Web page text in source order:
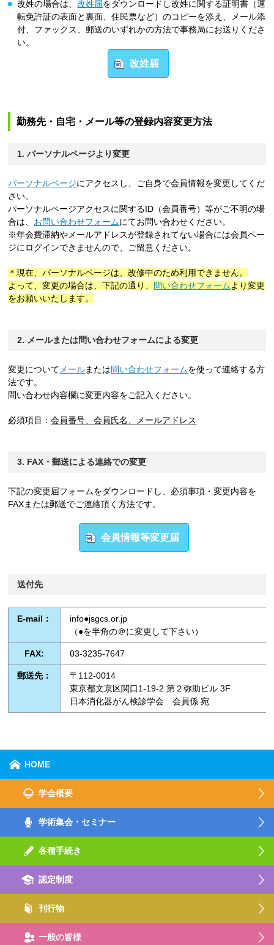
改姓の場合は、改姓届をダウンロードし改姓に関する証明書（運
転免許証の表面と裏面、住民票など）のコピーを添え、メール添
付、ファックス、郵送のいずれかの方法で事務局にお送りくださ
い。
改姓届
勤務先・自宅・メール等の登録内容変更方法
1. パーソナルページより変更
パーソナルページにアクセスし、ご自身で会員情報を変更してくだ
さい。
パーソナルページアクセスに関するID（会員番号）等がご不明の場
合は、 お問い合わせフォームにてお問い合わせください。
※年会費滞納やメールアドレスが登録されてない場合には会員ペー
ジにログインできませんので、ご留意ください。
＊現在、パーソナルページは、改修中のため利用できません。
よって、変更の場合は、下記の通り、 問い合わせフォームより変更
をお願いいたします。
2. メールまたは問い合わせフォームによる変更
変更について メールまたは問い合わせフォームを使って連絡する方
法です。
問い合わせ内容欄に変更内容をご記入ください。
必須項目：会員番号、会員氏名、メールアドレス
3. FAX・郵送による連絡での変更
下記の変更届フォームをダウンロードし、必須事項・変更内容を
FAXまたは郵送でご連絡頂く方法です。
会員情報等変更届
送付先
E-mail：
info●jsgcs.or.jp
（●を半角の＠に変更して下さい）
FAX: 03-3235-7647
郵送先：
〒112-0014
東京都文京区関口1-19-2 第２弥助ビル 3F
日本消化器がん検診学会 会員係 宛
HOME
学会概要
学術集会・セミナー
各種手続き
認定制度
刊行物
一般の皆様